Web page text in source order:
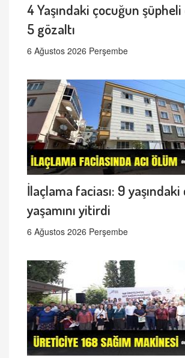
4 Yaşındaki çocuğun
5 gözaltı
6 Ağustos 2026 Perşembe
İlaçlama faciası: 9
yaşamını yitirdi
6 Ağustos 2026 Perşembe